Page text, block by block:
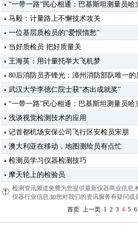
“一带一路”民心相通：巴基斯坦测量员哈
马毅：计量路上不懈技术攻关
一位基层质检员的“爱恨情愁”
当好质检员 把好质量关
王海英：用计量托举大飞机梦
80后消防员齐锋光：漳州消防部队唯一的
武汉大学李德仁院士获“杰出成就奖”
“一带一路”民心相通：巴基斯坦测量员哈
浅谈视觉检测技术的应用
记首都机场安保公司飞行区安检员宋朋
澳大利亚在移动，地图测绘员有点忙
检测员学习仪器检测技巧
摩天轮上的检验员
检测资讯频道免费为您提供最新仪器商业信息,
仪器行业信息,如您对我们的资讯服务有疑问或
首页 上一页 1 2 34 5 6